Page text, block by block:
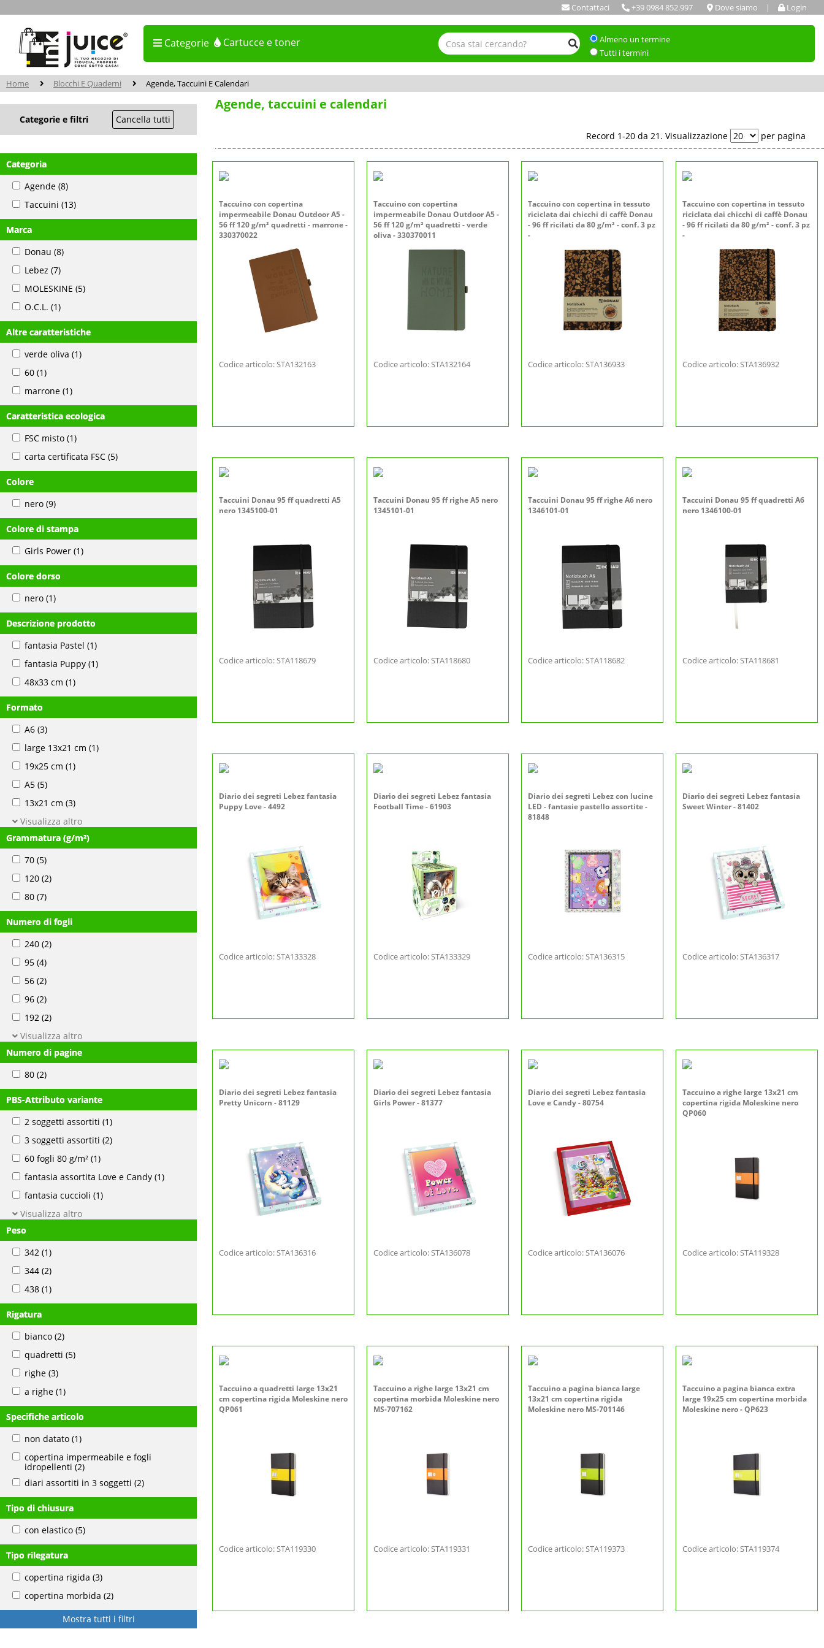
Contattaci +39 0984 852.997 Dove siamo | Login
Categorie Cartucce e toner
Almeno un termine
Tutti i termini
Home Blocchi E Quaderni Agende, Taccuini E Calendari
Categorie e filtri Cancella tutti
Categoria
Agende (8)
Taccuini (13)
Marca
Donau (8)
Lebez (7)
MOLESKINE (5)
O.C.L. (1)
Altre caratteristiche
verde oliva (1)
60 (1)
marrone (1)
Caratteristica ecologica
FSC misto (1)
carta certificata FSC (5)
Colore
nero (9)
Colore di stampa
Girls Power (1)
Colore dorso
nero (1)
Descrizione prodotto
fantasia Pastel (1)
fantasia Puppy (1)
48x33 cm (1)
Formato
A6 (3)
large 13x21 cm (1)
19x25 cm (1)
A5 (5)
13x21 cm (3)
Visualizza altro
Grammatura (g/m²)
70 (5)
120 (2)
80 (7)
Numero di fogli
240 (2)
95 (4)
56 (2)
96 (2)
192 (2)
Visualizza altro
Numero di pagine
80 (2)
PBS-Attributo variante
2 soggetti assortiti (1)
3 soggetti assortiti (2)
60 fogli 80 g/m² (1)
fantasia assortita Love e Candy (1)
fantasia cuccioli (1)
Visualizza altro
Peso
342 (1)
344 (2)
438 (1)
Rigatura
bianco (2)
quadretti (5)
righe (3)
a righe (1)
Specifiche articolo
non datato (1)
copertina impermeabile e fogli
idropellenti (2)
diari assortiti in 3 soggetti (2)
Tipo di chiusura
con elastico (5)
Tipo rilegatura
copertina rigida (3)
copertina morbida (2)
Mostra tutti i filtri
Agende, taccuini e calendari
Record 1-20 da 21. Visualizzazione per pagina
Taccuino con copertina
impermeabile Donau Outdoor A5 -
56 ff 120 g/m² quadretti - marrone -
330370022
Codice articolo: STA132163
Taccuino con copertina
impermeabile Donau Outdoor A5 -
56 ff 120 g/m² quadretti - verde
oliva - 330370011
Codice articolo: STA132164
Taccuino con copertina in tessuto
riciclata dai chicchi di caffè Donau
- 96 ff ricilati da 80 g/m² - conf. 3 pz
-
Codice articolo: STA136933
Taccuino con copertina in tessuto
riciclata dai chicchi di caffè Donau
- 96 ff ricilati da 80 g/m² - conf. 3 pz
-
Codice articolo: STA136932
Taccuini Donau 95 ff quadretti A5
nero 1345100-01
Codice articolo: STA118679
Taccuini Donau 95 ff righe A5 nero
1345101-01
Codice articolo: STA118680
Taccuini Donau 95 ff righe A6 nero
1346101-01
Codice articolo: STA118682
Taccuini Donau 95 ff quadretti A6
nero 1346100-01
Codice articolo: STA118681
Diario dei segreti Lebez fantasia
Puppy Love - 4492
Codice articolo: STA133328
Diario dei segreti Lebez fantasia
Football Time - 61903
Codice articolo: STA133329
Diario dei segreti Lebez con lucine
LED - fantasie pastello assortite -
81848
Codice articolo: STA136315
Diario dei segreti Lebez fantasia
Sweet Winter - 81402
Codice articolo: STA136317
Diario dei segreti Lebez fantasia
Pretty Unicorn - 81129
Codice articolo: STA136316
Diario dei segreti Lebez fantasia
Girls Power - 81377
Codice articolo: STA136078
Diario dei segreti Lebez fantasia
Love e Candy - 80754
Codice articolo: STA136076
Taccuino a righe large 13x21 cm
copertina rigida Moleskine nero
QP060
Codice articolo: STA119328
Taccuino a quadretti large 13x21
cm copertina rigida Moleskine nero
QP061
Codice articolo: STA119330
Taccuino a righe large 13x21 cm
copertina morbida Moleskine nero
MS-707162
Codice articolo: STA119331
Taccuino a pagina bianca large
13x21 cm copertina rigida
Moleskine nero MS-701146
Codice articolo: STA119373
Taccuino a pagina bianca extra
large 19x25 cm copertina morbida
Moleskine nero - QP623
Codice articolo: STA119374